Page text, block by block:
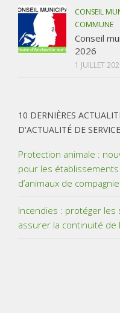
CONSEIL
COMMUNE
Conseil
2026
1 JUILLET
10 DERNIÈRES
D'ACTUALITÉ DE
Protection animale :
pour les
d’animaux de compagnie
Incendies : protéger les
assurer la continuité de